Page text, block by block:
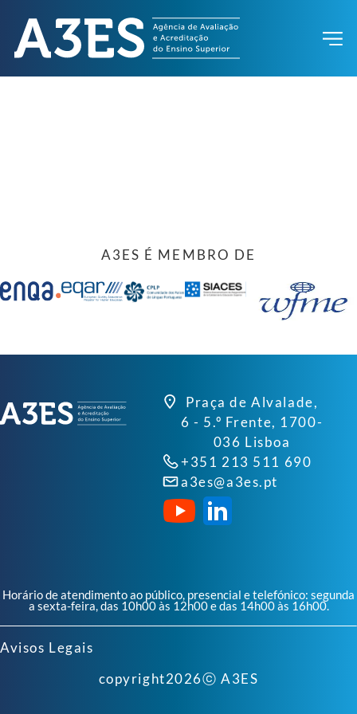
A3ES É MEMBRO DE
Praça de Alvalade,
6 - 5.º Frente, 1700-
036 Lisboa
+351 213 511 690
a3es@a3es.pt
Horário de atendimento ao público, presencial e telefónico: segunda
a sexta-feira, das 10h00 às 12h00 e das 14h00 às 16h00.
Avisos Legais
copyright2026ⓒ A3ES